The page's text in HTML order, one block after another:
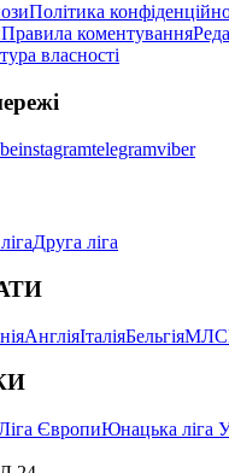
Політика
Правила коментування
власності
instagramtelegramviber
Друга ліга
АнгліяІталіяБельгіяМЛС
ЄвропиЮнацька ліга